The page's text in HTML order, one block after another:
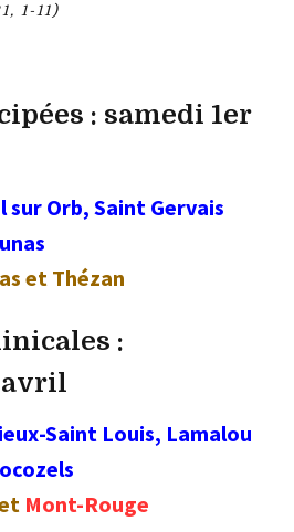
1-11)
: samedi 1er
sur Orb, Saint Gervais
et Thézan
:
avril
Saint Louis, Lamalou
Mont-Rouge